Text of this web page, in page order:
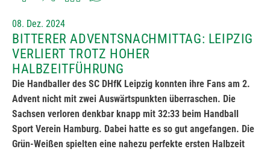
08. Dez. 2024
BITTERER ADVENTSNACHMITTAG: LEIPZIG
VERLIERT TROTZ HOHER
HALBZEITFÜHRUNG
Die Handballer des SC DHfK Leipzig konnten ihre Fans am 2.
Advent nicht mit zwei Auswärtspunkten überraschen. Die
Sachsen verloren denkbar knapp mit 32:33 beim Handball
Sport Verein Hamburg. Dabei hatte es so gut angefangen. Die
Grün-Weißen spielten eine nahezu perfekte ersten Halbzeit